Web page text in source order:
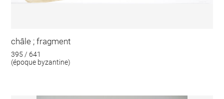
châle ; fragment
395 / 641
(époque byzantine)